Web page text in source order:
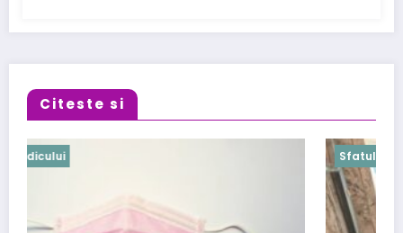
Citeste si
Sfatul medicului